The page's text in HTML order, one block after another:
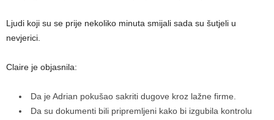
Ljudi koji su se prije nekoliko minuta smijali sada su šutjeli u
nevjerici.
Claire je objasnila:
Da je Adrian pokušao sakriti dugove kroz lažne firme.
Da su dokumenti bili pripremljeni kako bi izgubila kontrolu